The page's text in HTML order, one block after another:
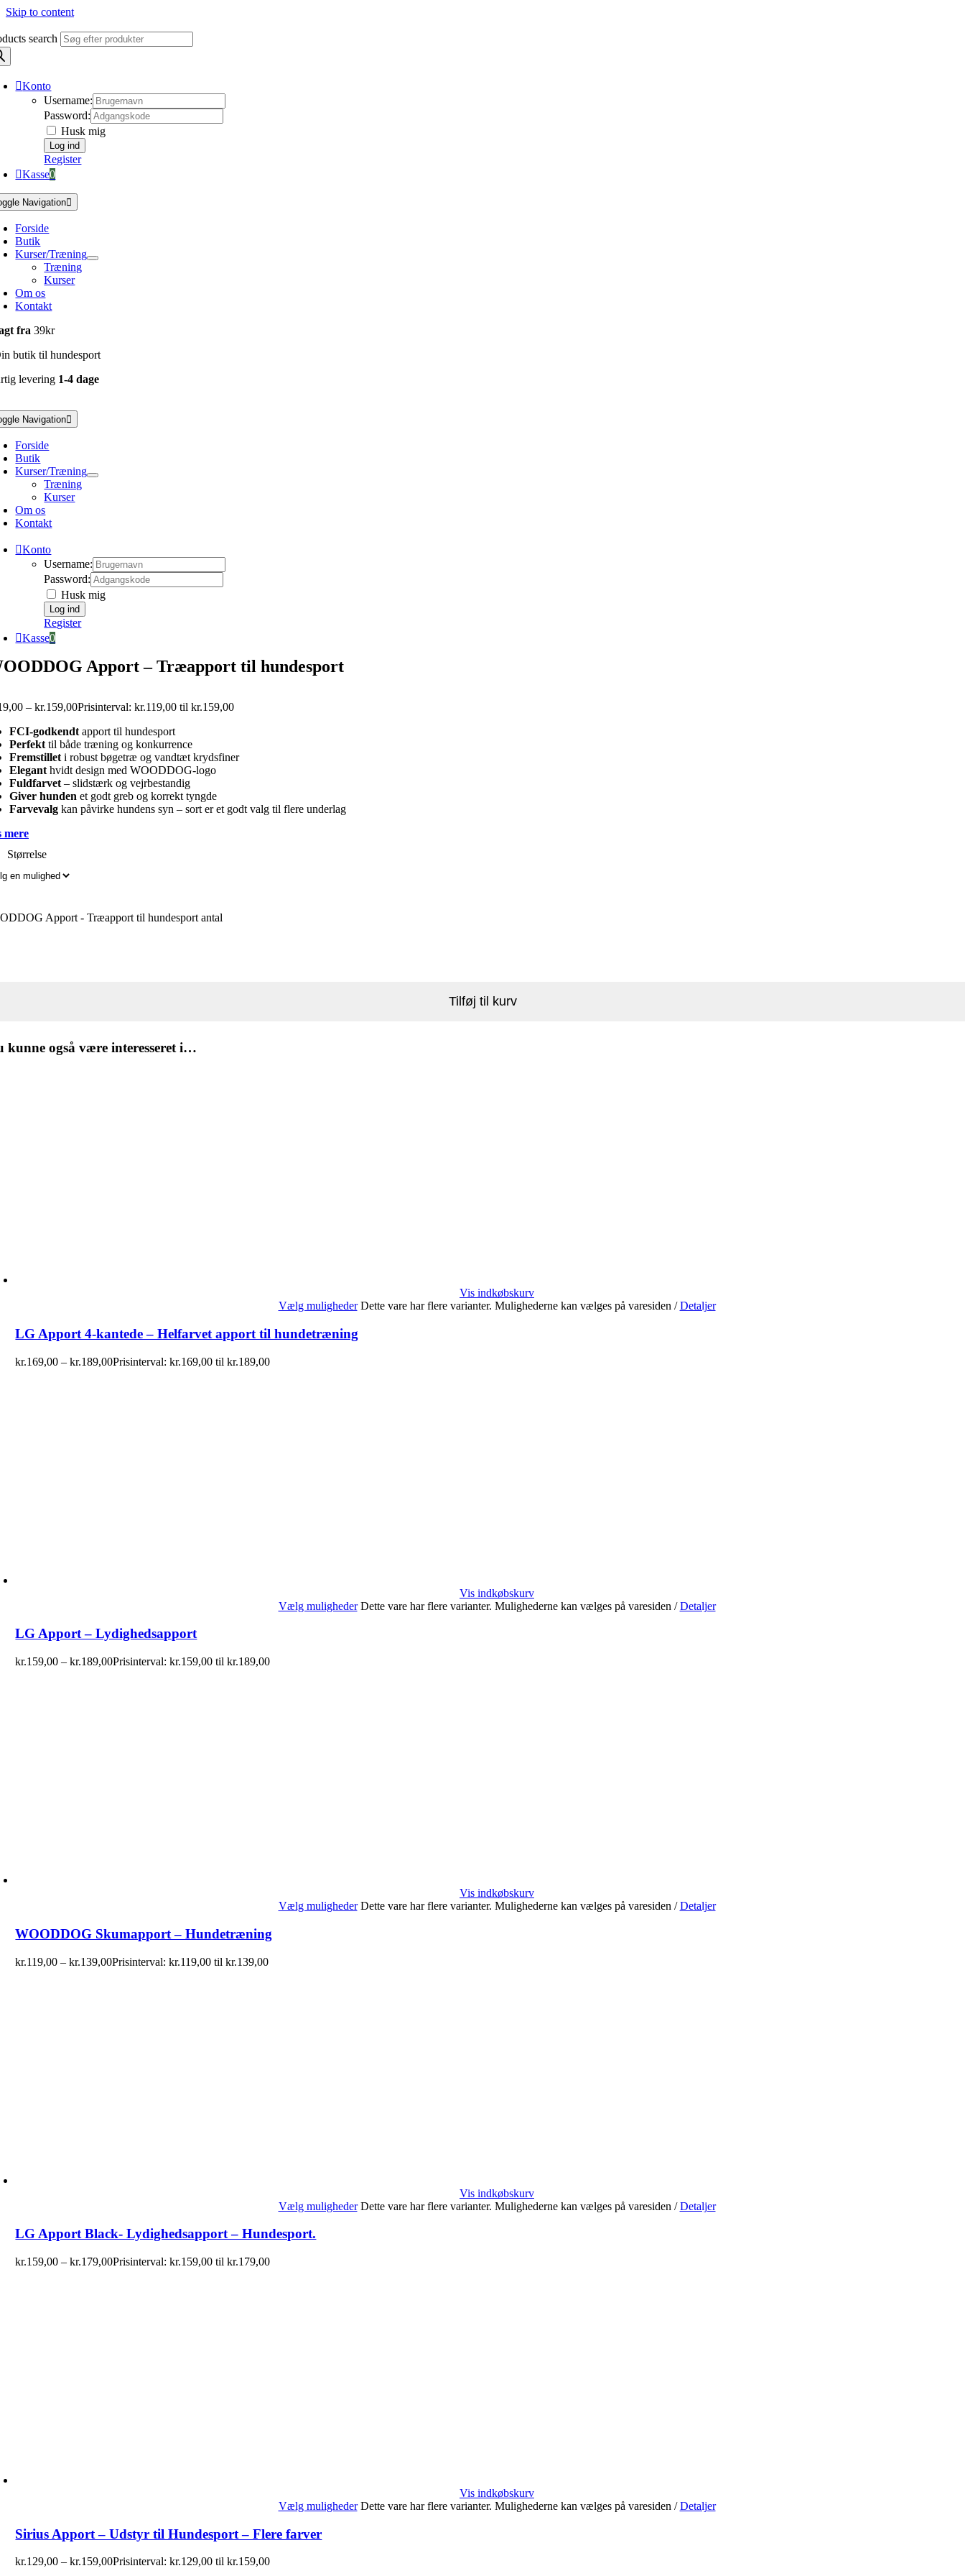
Skip to content
search
Konto
Username:
Password:
Husk mig
Register
Kasse0
Navigation
Forside
Butik
Kurser/Træning
Træning
Kurser
Om os
Kontakt
fra39kr
butik til hundesport
levering 1-4 dage
Navigation
Forside
Butik
Kurser/Træning
Træning
Kurser
Om os
Kontakt
Konto
Username:
Password:
Husk mig
Register
Kasse0
Apport – Træapport til hundesport
– kr.159,00Prisinterval: kr.119,00 til kr.159,00
FCI-godkendt apport til hundesport
Perfekt til både træning og konkurrence
Fremstillet i robust bøgetræ og vandtæt krydsfiner
Elegant hvidt design med WOODDOG-logo
Fuldfarvet – slidstærk og vejrbestandig
Giver hunden et godt greb og korrekt tyngde
Farvevalg kan påvirke hundens syn – sort er et godt valg til flere underlag
mere
Størrelse
Apport - Træapport til hundesport antal
Tilføj til kurv
kunne også være interesseret i…
Vis indkøbskurv
Vælg muligheder Dette vare har flere varianter. Mulighederne kan vælges på varesiden / Detaljer
LG Apport 4-kantede – Helfarvet apport til hundetræning
kr.169,00 – kr.189,00Prisinterval: kr.169,00 til kr.189,00
Vis indkøbskurv
Vælg muligheder Dette vare har flere varianter. Mulighederne kan vælges på varesiden / Detaljer
LG Apport – Lydighedsapport
kr.159,00 – kr.189,00Prisinterval: kr.159,00 til kr.189,00
Vis indkøbskurv
Vælg muligheder Dette vare har flere varianter. Mulighederne kan vælges på varesiden / Detaljer
WOODDOG Skumapport – Hundetræning
kr.119,00 – kr.139,00Prisinterval: kr.119,00 til kr.139,00
Vis indkøbskurv
Vælg muligheder Dette vare har flere varianter. Mulighederne kan vælges på varesiden / Detaljer
LG Apport Black- Lydighedsapport – Hundesport.
kr.159,00 – kr.179,00Prisinterval: kr.159,00 til kr.179,00
Vis indkøbskurv
Vælg muligheder Dette vare har flere varianter. Mulighederne kan vælges på varesiden / Detaljer
Sirius Apport – Udstyr til Hundesport – Flere farver
kr.129,00 – kr.159,00Prisinterval: kr.129,00 til kr.159,00